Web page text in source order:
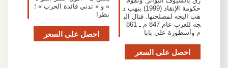
حكومة الإنقاذ (1999) بنهب ذ
هب البجه لمصلحتها. قتال الب
جه للعرب عام 847 م ـ 861
م وأسطورة علي بابا
احصل على السعر
» و « تدني فائدة الحرب » ؛
نظرا
احصل على السعر